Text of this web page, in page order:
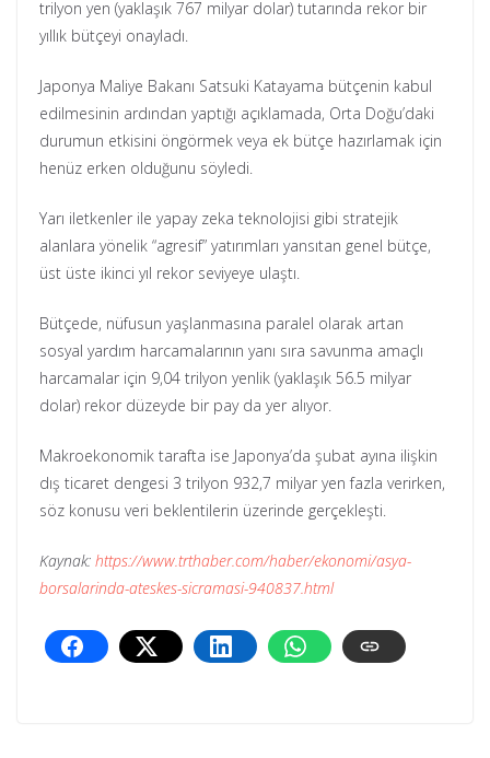
trilyon yen (yaklaşık 767 milyar dolar) tutarında rekor bir
yıllık bütçeyi onayladı.
Japonya Maliye Bakanı Satsuki Katayama bütçenin kabul
edilmesinin ardından yaptığı açıklamada, Orta Doğu’daki
durumun etkisini öngörmek veya ek bütçe hazırlamak için
henüz erken olduğunu söyledi.
Yarı iletkenler ile yapay zeka teknolojisi gibi stratejik
alanlara yönelik “agresif” yatırımları yansıtan genel bütçe,
üst üste ikinci yıl rekor seviyeye ulaştı.
Bütçede, nüfusun yaşlanmasına paralel olarak artan
sosyal yardım harcamalarının yanı sıra savunma amaçlı
harcamalar için 9,04 trilyon yenlik (yaklaşık 56.5 milyar
dolar) rekor düzeyde bir pay da yer alıyor.
Makroekonomik tarafta ise Japonya’da şubat ayına ilişkin
dış ticaret dengesi 3 trilyon 932,7 milyar yen fazla verirken,
söz konusu veri beklentilerin üzerinde gerçekleşti.
Kaynak: https://www.trthaber.com/haber/ekonomi/asya-
borsalarinda-ateskes-sicramasi-940837.html